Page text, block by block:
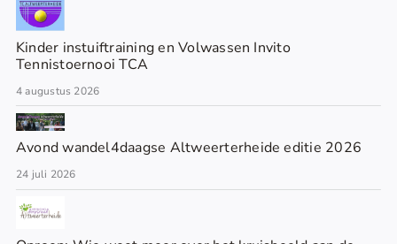
Kinder instuiftraining en Volwassen Invito
Tennistoernooi TCA
4 augustus 2026
Avond wandel4daagse Altweerterheide editie 2026
24 juli 2026